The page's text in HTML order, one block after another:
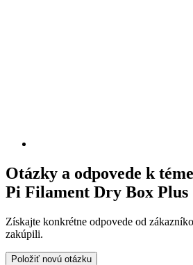
Otázky a odpovede k
Pi Filament Dry Box Plus
Získajte konkrétne odpovede od
zakúpili.
Položiť novú otázku